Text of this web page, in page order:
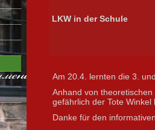
LKW in der Schule
Am 20.4. lernten die 3.
Anhand von
gefährlich der Tote
Danke für den